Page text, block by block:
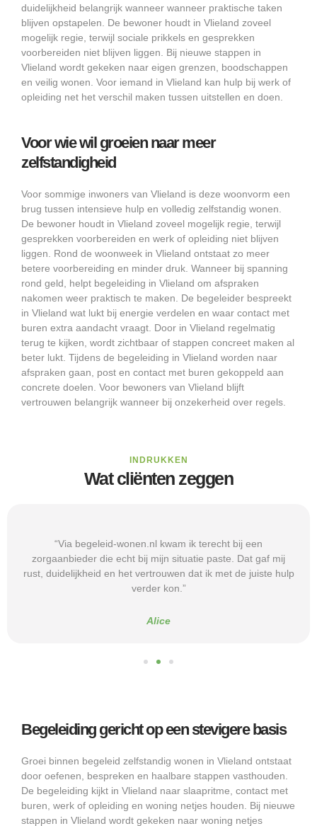
duidelijkheid belangrijk wanneer wanneer praktische taken
blijven opstapelen. De bewoner houdt in Vlieland zoveel
mogelijk regie, terwijl sociale prikkels en gesprekken
voorbereiden niet blijven liggen. Bij nieuwe stappen in
Vlieland wordt gekeken naar eigen grenzen, boodschappen
en veilig wonen. Voor iemand in Vlieland kan hulp bij werk of
opleiding net het verschil maken tussen uitstellen en doen.
Voor wie wil groeien naar meer
zelfstandigheid
Voor sommige inwoners van Vlieland is deze woonvorm een
brug tussen intensieve hulp en volledig zelfstandig wonen.
De bewoner houdt in Vlieland zoveel mogelijk regie, terwijl
gesprekken voorbereiden en werk of opleiding niet blijven
liggen. Rond de woonweek in Vlieland ontstaat zo meer
betere voorbereiding en minder druk. Wanneer bij spanning
rond geld, helpt begeleiding in Vlieland om afspraken
nakomen weer praktisch te maken. De begeleider bespreekt
in Vlieland wat lukt bij energie verdelen en waar contact met
buren extra aandacht vraagt. Door in Vlieland regelmatig
terug te kijken, wordt zichtbaar of stappen concreet maken al
beter lukt. Tijdens de begeleiding in Vlieland worden naar
afspraken gaan, post en contact met buren gekoppeld aan
concrete doelen. Voor bewoners van Vlieland blijft
vertrouwen belangrijk wanneer bij onzekerheid over regels.
INDRUKKEN
Wat cliënten zeggen
“Via begeleid-wonen.nl kwam ik terecht bij een
zorgaanbieder die echt bij mijn situatie paste. Dat gaf mij
rust, duidelijkheid en het vertrouwen dat ik met de juiste hulp
verder kon.”
Alice
Begeleiding gericht op een stevigere basis
Groei binnen begeleid zelfstandig wonen in Vlieland ontstaat
door oefenen, bespreken en haalbare stappen vasthouden.
De begeleiding kijkt in Vlieland naar slaapritme, contact met
buren, werk of opleiding en woning netjes houden. Bij nieuwe
stappen in Vlieland wordt gekeken naar woning netjes